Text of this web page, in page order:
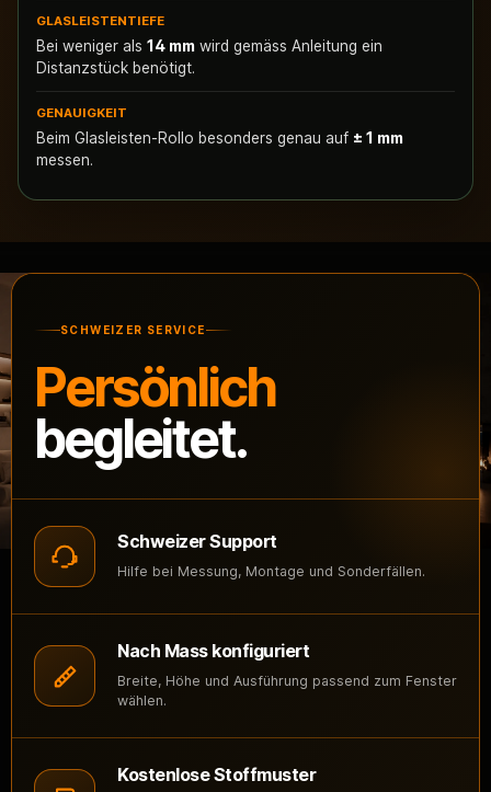
GLASLEISTENTIEFE
Bei weniger als 14 mm wird gemäss Anleitung ein
Distanzstück benötigt.
GENAUIGKEIT
Beim Glasleisten-Rollo besonders genau auf ± 1 mm
messen.
SCHWEIZER SERVICE
Persönlich
begleitet.
Schweizer Support
Hilfe bei Messung, Montage und Sonderfällen.
Nach Mass konfiguriert
Breite, Höhe und Ausführung passend zum Fenster
wählen.
Kostenlose Stoffmuster